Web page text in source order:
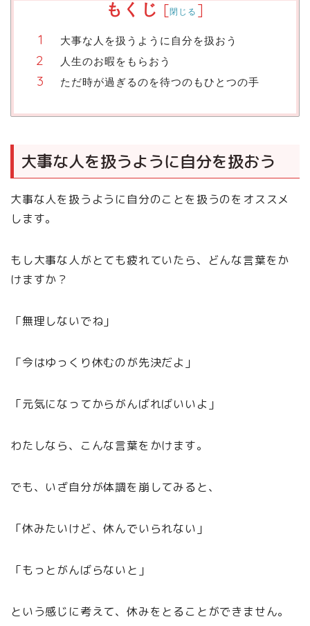
もくじ [閉じる ]
大事な人を扱うように自分を扱おう
人生のお暇をもらおう
ただ時が過ぎるのを待つのもひとつの手
大事な人を扱うように自分を扱おう
大事な人を扱うように自分のことを扱うのをオススメ
します。
もし大事な人がとても疲れていたら、どんな言葉をか
けますか？
「無理しないでね」
「今はゆっくり休むのが先決だよ」
「元気になってからがんばればいいよ」
わたしなら、こんな言葉をかけます。
でも、いざ自分が体調を崩してみると、
「休みたいけど、休んでいられない」
「もっとがんばらないと」
という感じに考えて、休みをとることができません。